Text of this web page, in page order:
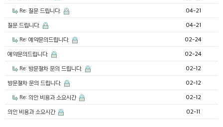
Re: 질문 드립니다. 04-21
질문 드립니다. 04-21
Re: 예약문의드립니다. 02-24
예약문의드립니다. 02-24
Re: 방문절차 문의 드립니다. 02-12
방문절차 문의 드립니다. 02-12
Re: 의안 비용과 소요시간 02-12
의안 비용과 소요시간 02-11